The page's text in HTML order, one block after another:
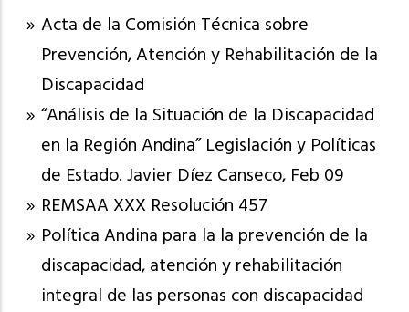
Acta de la Comisión Técnica sobre
Prevención, Atención y Rehabilitación de la
Discapacidad
“Análisis de la Situación de la Discapacidad
en la Región Andina” Legislación y Políticas
de Estado. Javier Díez Canseco, Feb 09
REMSAA XXX Resolución 457
Política Andina para la la prevención de la
discapacidad, atención y rehabilitación
integral de las personas con discapacidad